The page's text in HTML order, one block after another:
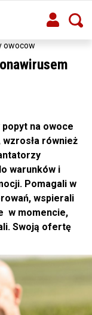
owocow
na owoce
wzrosła również
warunków i
Pomagali w
wspierali
w momencie,
Swoją ofertę